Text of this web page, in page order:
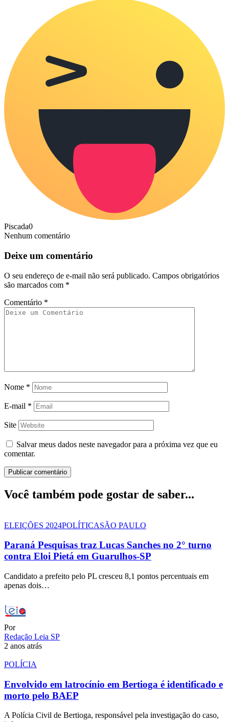
Piscada0
Nenhum comentário
Deixe um comentário
O seu endereço de e-mail não será publicado. Campos obrigatórios
são marcados com *
Comentário *
Nome *
E-mail *
Site
Salvar meus dados neste navegador para a próxima vez que eu
comentar.
Você também pode gostar de saber...
ELEIÇÕES 2024POLÍTICASÃO PAULO
Paraná Pesquisas traz Lucas Sanches no 2° turno
contra Eloi Pietá em Guarulhos-SP
Candidato a prefeito pelo PL cresceu 8,1 pontos percentuais em
apenas dois…
Por
Redação Leia SP
2 anos atrás
POLÍCIA
Envolvido em latrocínio em Bertioga é identificado e
morto pelo BAEP
A Polícia Civil de Bertioga, responsável pela investigação do caso,